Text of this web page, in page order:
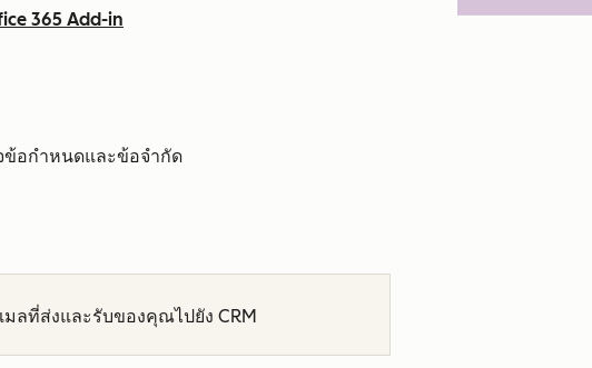
365 Add-in
ข้อกำหนดและข้อจำกัด
มลที่ส่งและรับของคุณไปยัง CRM